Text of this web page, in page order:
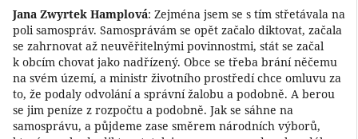
Jana Zwyrtek Hamplová: Zejména jsem se s tím střetávala na
poli samospráv. Samosprávám se opět začalo diktovat, začala
se zahrnovat až neuvěřitelnými povinnostmi, stát se začal
k obcím chovat jako nadřízený. Obce se třeba brání něčemu
na svém území, a ministr životního prostředí chce omluvu za
to, že podaly odvolání a správní žalobu a podobně. A berou
se jim peníze z rozpočtu a podobně. Jak se sáhne na
samosprávu, a půjdeme zase směrem národních výborů,